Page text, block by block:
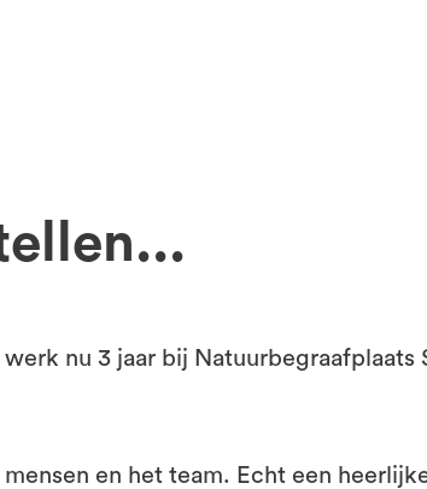
werk nu 3 jaar bij Natuurbegraafplaats
mensen en het team. Echt een